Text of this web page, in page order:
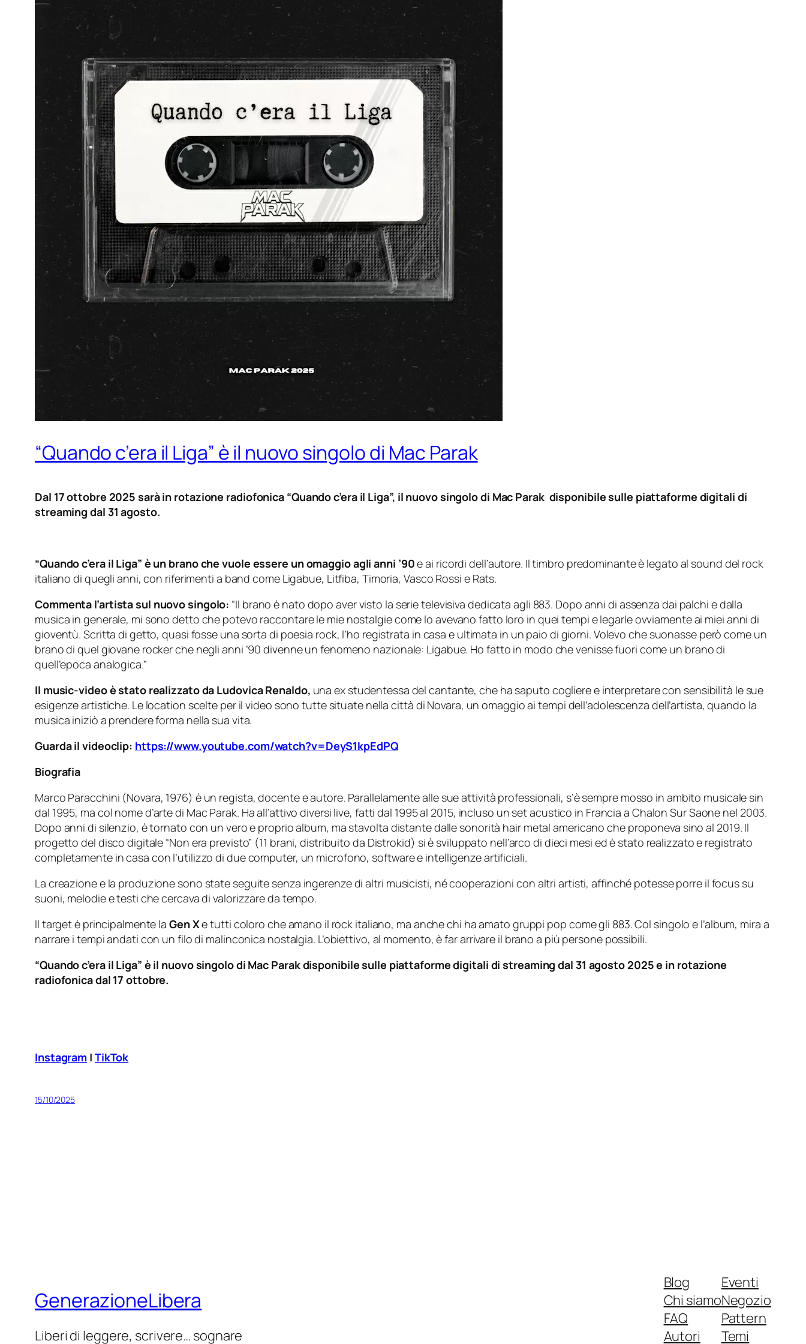
“Quando c’era il Liga” è il nuovo singolo di Mac Parak
Dal 17 ottobre 2025 sarà in rotazione radiofonica “Quando c’era il Liga”, il nuovo singolo di Mac Parak disponibile sulle piattaforme digitali di
streaming dal 31 agosto.
“Quando c’era il Liga” è un brano che vuole essere un omaggio agli anni ’90e ai ricordi dell’autore. Il timbro predominante è legato al sound del rock
italiano di quegli anni, con riferimenti a band come Ligabue, Litfiba, Timoria, Vasco Rossi e Rats.
Commenta l’artista sul nuovo singolo: “Il brano è nato dopo aver visto la serie televisiva dedicata agli 883. Dopo anni di assenza dai palchi e dalla
musica in generale, mi sono detto che potevo raccontare le mie nostalgie come lo avevano fatto loro in quei tempi e legarle ovviamente ai miei anni di
gioventù. Scritta di getto, quasi fosse una sorta di poesia rock, l’ho registrata in casa e ultimata in un paio di giorni. Volevo che suonasse però come un
brano di quel giovane rocker che negli anni ’90 divenne un fenomeno nazionale: Ligabue. Ho fatto in modo che venisse fuori come un brano di
quell’epoca analogica.”
Il music-video è stato realizzato da Ludovica Renaldo, una ex studentessa del cantante, che ha saputo cogliere e interpretare con sensibilità le sue
esigenze artistiche. Le location scelte per il video sono tutte situate nella città di Novara, un omaggio ai tempi dell’adolescenza dell’artista, quando la
musica iniziò a prendere forma nella sua vita.
Guarda il videoclip: https://www.youtube.com/watch?v=DeyS1kpEdPQ
Biografia
Marco Paracchini (Novara, 1976) è un regista, docente e autore. Parallelamente alle sue attività professionali, s’è sempre mosso in ambito musicale sin
dal 1995, ma col nome d’arte di Mac Parak. Ha all’attivo diversi live, fatti dal 1995 al 2015, incluso un set acustico in Francia a Chalon Sur Saone nel 2003.
Dopo anni di silenzio, è tornato con un vero e proprio album, ma stavolta distante dalle sonorità hair metal americano che proponeva sino al 2019. Il
progetto del disco digitale “Non era previsto” (11 brani, distribuito da Distrokid) si è sviluppato nell’arco di dieci mesi ed è stato realizzato e registrato
completamente in casa con l’utilizzo di due computer, un microfono, software e intelligenze artificiali.
La creazione e la produzione sono state seguite senza ingerenze di altri musicisti, né cooperazioni con altri artisti, affinché potesse porre il focus su
suoni, melodie e testi che cercava di valorizzare da tempo.
Il target è principalmente la Gen Xe tutti coloro che amano il rock italiano, ma anche chi ha amato gruppi pop come gli 883. Col singolo e l’album, mira a
narrare i tempi andati con un filo di malinconica nostalgia. L’obiettivo, al momento, è far arrivare il brano a più persone possibili.
“Quando c’era il Liga” è il nuovo singolo di Mac Parakdisponibile sulle piattaforme digitali di streaming dal 31 agosto 2025 e in rotazione
radiofonica dal 17 ottobre.
Instagram | TikTok
15/10/2025
GenerazioneLibera
Liberi di leggere, scrivere… sognare
Blog
Chi siamo
FAQ
Autori
Eventi
Negozio
Pattern
Temi